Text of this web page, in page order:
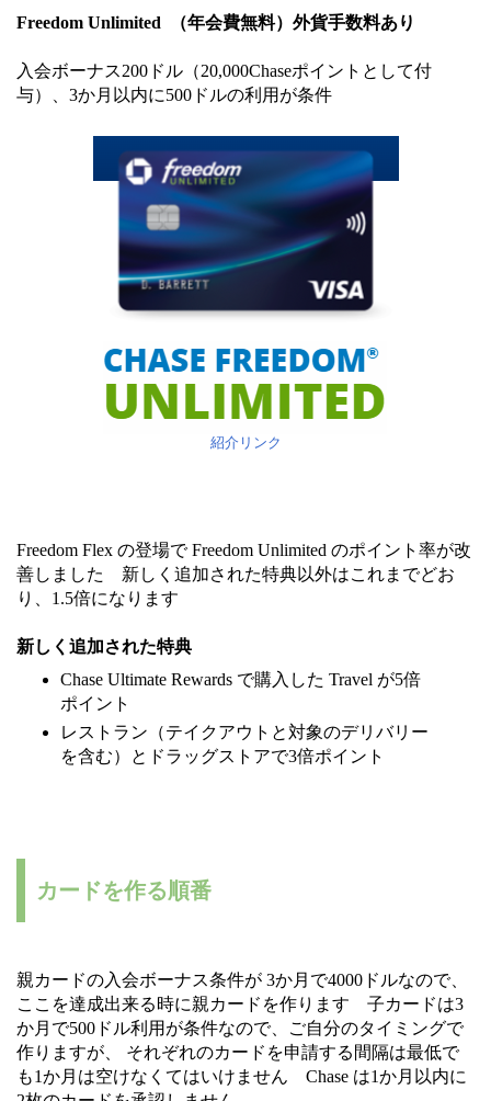
Freedom Unlimited （年会費無料）外貨手数料あり
入会ボーナス200ドル（20,000Chaseポイントとして付
与）、3か月以内に500ドルの利用が条件
紹介リンク
Freedom Flex の登場で Freedom Unlimited のポイント率が改
善しました 新しく追加された特典以外はこれまでどお
り、1.5倍になります
新しく追加された特典
Chase Ultimate Rewards で購入した Travel が5倍
ポイント
レストラン（テイクアウトと対象のデリバリー
を含む）とドラッグストアで3倍ポイント
カードを作る順番
親カードの入会ボーナス条件が 3か月で4000ドルなので、
ここを達成出来る時に親カードを作ります 子カードは3
か月で500ドル利用が条件なので、ご自分のタイミングで
作りますが、 それぞれのカードを申請する間隔は最低で
も1か月は空けなくてはいけません Chase は1か月以内に